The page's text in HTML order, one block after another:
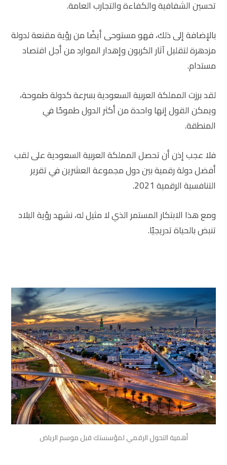
تحسين الشفافية والكفاءة والتجارب العامة.
بالإضافة إلى ذلك، فهو مستوحى أيضًا من رؤية مقنعة لدولة
مزدهرة لتقليل آثار الكربون وإهدار الموارد من أجل اقتصاد
مستدام.
لقد برزت المملكة العربية السعودية بسرعة كدولة طموحة،
ويمكن القول إنها واحدة من أكثر الدول طموحًا في
المنطقة.
فلا عجب إذن أن تحصل المملكة العربية السعودية على لقب
أفضل دولة رقمية بين دول مجموعة العشرين في تقرير
التنافسية الرقمية 2021.
ومع هذا الابتكار المستمر الذي لا مثيل له، نشهد رؤية البلاد
تنبض بالحياة تدريجيًا.
أهمية التحول الرقمي لمؤسستك قبل موسم الرياض